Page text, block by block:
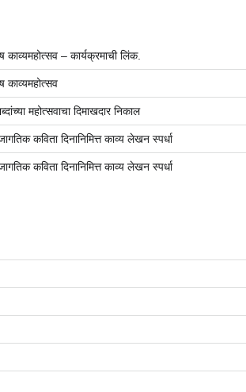
काव्यमहोत्सव – कार्यक्रमाची लिंक.
काव्यमहोत्सव
महोत्सवाचा दिमाखदार निकाल
कविता दिनानिमित्त काव्य लेखन स्पर्धा
कविता दिनानिमित्त काव्य लेखन स्पर्धा